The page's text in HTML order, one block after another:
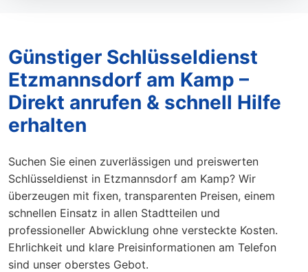
Günstiger Schlüsseldienst
Etzmannsdorf am Kamp –
Direkt anrufen & schnell Hilfe
erhalten
Suchen Sie einen zuverlässigen und preiswerten
Schlüsseldienst in Etzmannsdorf am Kamp? Wir
überzeugen mit fixen, transparenten Preisen, einem
schnellen Einsatz in allen Stadtteilen und
professioneller Abwicklung ohne versteckte Kosten.
Ehrlichkeit und klare Preisinformationen am Telefon
sind unser oberstes Gebot.